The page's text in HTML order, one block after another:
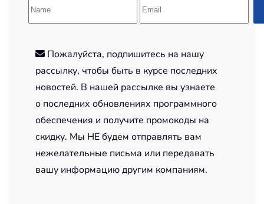
Пожалуйста, подпишитесь на нашу
рассылку, чтобы быть в курсе последних
новостей. В нашей рассылке вы узнаете
о последних обновлениях программного
обеспечения и получите промокоды на
скидку. Мы НЕ будем отправлять вам
нежелательные письма или передавать
вашу информацию другим компаниям.